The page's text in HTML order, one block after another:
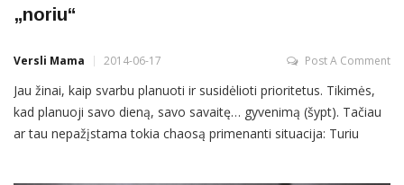
„noriu“
Versli Mama 2014-06-17 Post A Comment
Jau žinai, kaip svarbu planuoti ir susidėlioti prioritetus. Tikimės,
kad planuoji savo dieną, savo savaitę… gyvenimą (šypt). Tačiau
ar tau nepažįstama tokia chaosą primenanti situacija: Turiu